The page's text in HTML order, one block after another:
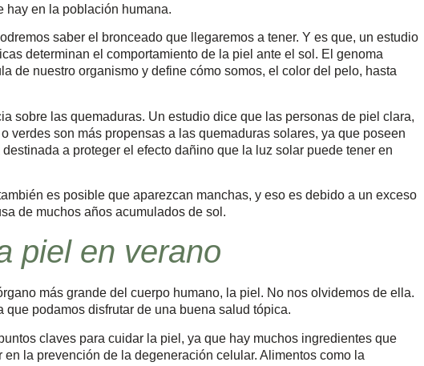
hay en la población humana.
saber el bronceado que llegaremos a tener. Y es que, un estudio
determinan el comportamiento de la piel ante el sol. El genoma
de nuestro organismo y define cómo somos, el color del pelo, hasta
sobre las quemaduras. Un estudio dice que las personas de piel clara,
verdes son más propensas a las quemaduras solares, ya que poseen
a proteger el efecto dañino que la luz solar puede tener en
es posible que aparezcan manchas, y eso es debido a un exceso
de muchos años acumulados de sol.
piel en verano
más grande del cuerpo humano, la piel. No nos olvidemos de ella.
que podamos disfrutar de una buena salud tópica.
claves para cuidar la piel, ya que hay muchos ingredientes que
la prevención de la degeneración celular. Alimentos como la